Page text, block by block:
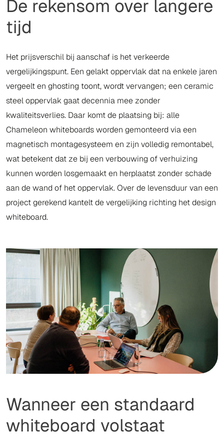
De rekensom over langere
tijd
Het prijsverschil bij aanschaf is het verkeerde
vergelijkingspunt. Een gelakt oppervlak dat na enkele jaren
vergeelt en ghosting toont, wordt vervangen; een ceramic
steel oppervlak gaat decennia mee zonder
kwaliteitsverlies. Daar komt de plaatsing bij: alle
Chameleon whiteboards worden gemonteerd via een
magnetisch montagesysteem en zijn volledig remontabel,
wat betekent dat ze bij een verbouwing of verhuizing
kunnen worden losgemaakt en herplaatst zonder schade
aan de wand of het oppervlak. Over de levensduur van een
project gerekend kantelt de vergelijking richting het design
whiteboard.
Wanneer een standaard
whiteboard volstaat